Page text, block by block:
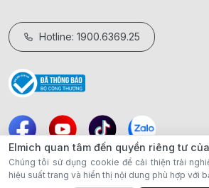
Hotline: 1900.6369.25
Elmich quan tâm đến quyền riêng tư
Chúng tôi sử dụng cookie để cải thiện trải
hiệu suất trang và hiển thị nội dung phù hợp với